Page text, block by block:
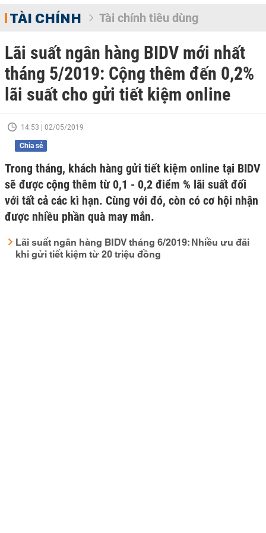
TÀI CHÍNH Tài chính tiêu dùng
Lãi suất ngân hàng BIDV mới nhất
tháng 5/2019: Cộng thêm đến 0,2%
lãi suất cho gửi tiết kiệm online
14:53 | 02/05/2019
Chia sẻ
Trong tháng, khách hàng gửi tiết kiệm online tại BIDV
sẽ được cộng thêm từ 0,1 - 0,2 điểm % lãi suất đối
với tất cả các kì hạn. Cùng với đó, còn có cơ hội nhận
được nhiều phần quà may mắn.
Lãi suất ngân hàng BIDV tháng 6/2019: Nhiều ưu đãi
khi gửi tiết kiệm từ 20 triệu đồng